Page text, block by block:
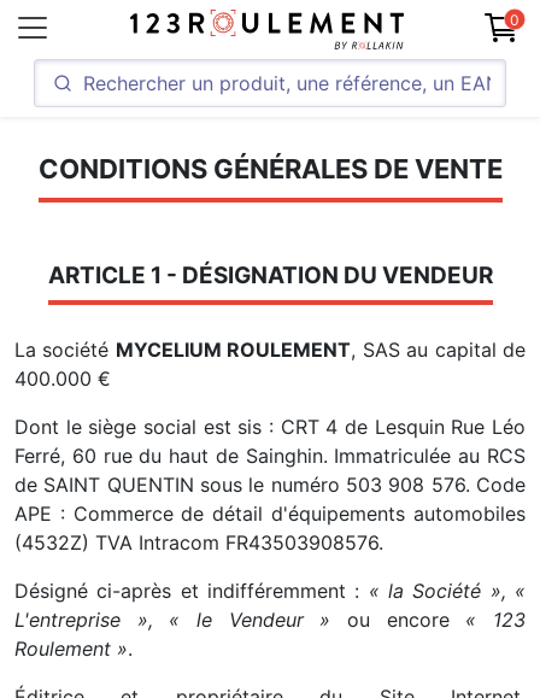
0
CONDITIONS GÉNÉRALES DE VENTE
ARTICLE 1 - DÉSIGNATION DU VENDEUR
La société MYCELIUM ROULEMENT, SAS au capital de
400.000 €
Dont le siège social est sis : CRT 4 de Lesquin Rue Léo
Ferré, 60 rue du haut de Sainghin. Immatriculée au RCS
de SAINT QUENTIN sous le numéro 503 908 576. Code
APE : Commerce de détail d'équipements automobiles
(4532Z) TVA Intracom FR43503908576.
Désigné ci-après et indifféremment : « la Société », «
L'entreprise », « le Vendeur » ou encore « 123
Roulement ».